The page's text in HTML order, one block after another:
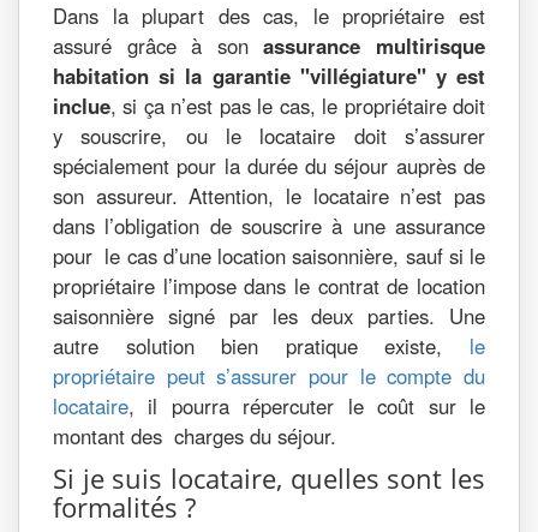
Dans la plupart des cas, le propriétaire est
assuré grâce à sonassurance multirisque
habitation si la garantie "villégiature" y est
inclue, si ça n’est pas le cas, le propriétaire doit
y souscrire, ou le locataire doit s’assurer
spécialement pour la durée du séjour auprès de
son assureur. Attention, le locataire n’est pas
dans l’obligation de souscrire à une assurance
pour le cas d’une location saisonnière, sauf si le
propriétaire l’impose dans le contrat de location
saisonnière signé par les deux parties. Une
autre solution bien pratique existe, le
propriétaire peut s’assurer pour le compte du
locataire, il pourra répercuter le coût sur le
montant des charges du séjour.
Si je suis locataire, quelles sont les
formalités ?